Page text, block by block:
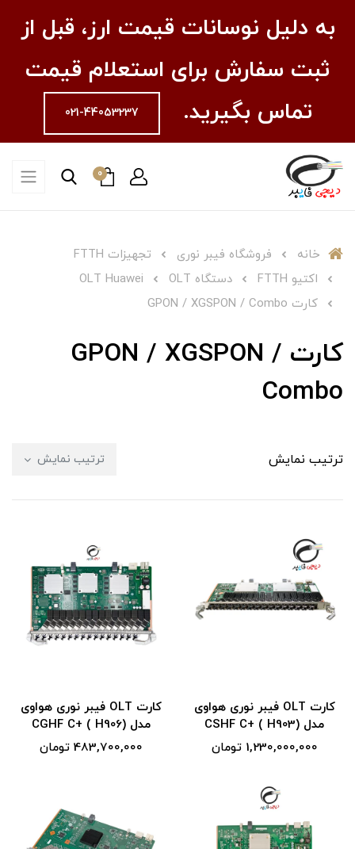
به دلیل نوسانات قیمت ارز، قبل از
ثبت سفارش برای استعلام قیمت
تماس بگیرید.
021-44053237
0
خانه فروشگاه فیبر نوری
تجهیزات FTTH
اکتیو FTTH
دستگاه OLT
OLT Huawei
کارت GPON / XGSPON / Combo
کارت GPON / XGSPON /
Combo
ترتیب نمایش ترتیب نمایش
کارت OLT فیبر نوری هواوی
مدل (CSHF C+ ( H903
1,230,000,000 تومان
کارت OLT فیبر نوری هواوی
مدل (CGHF C+ ( H906
483,700,000 تومان